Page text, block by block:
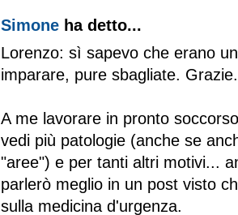
Simone ha detto...
Lorenzo: sì sapevo che erano
imparare, pure sbagliate.
A me lavorare in pronto
vedi più patologie (anche se
"aree") e per tanti altri motivi...
parlerò meglio in un post visto
sulla medicina d'urgenza.